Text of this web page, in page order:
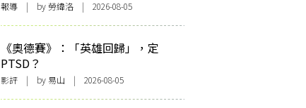
報導 | by 勞緯洛 | 2026-08-05
《奧德賽》：「英雄回歸」，定
PTSD？
影評 | by 易山 | 2026-08-05